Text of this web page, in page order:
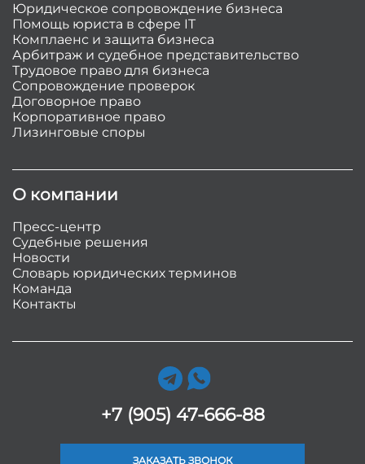
Юридическое сопровождение бизнеса
Помощь юриста в сфере IT
Комплаенс и защита бизнеса
Арбитраж и судебное представительство
Трудовое право для бизнеса
Сопровождение проверок
Договорное право
Корпоративное право
Лизинговые споры
О компании
Пресс-центр
Судебные решения
Новости
Словарь юридических терминов
Команда
Контакты
+7 (905) 47-666-88
ЗАКАЗАТЬ ЗВОНОК